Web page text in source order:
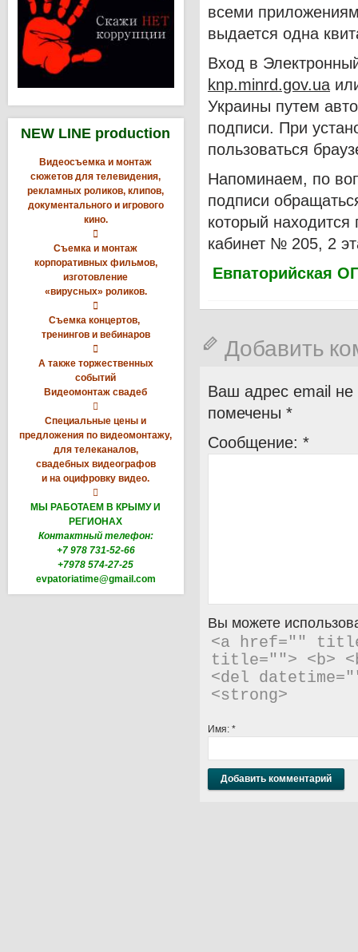
NEW LINE production
Видеосъемка и монтаж
сюжетов для телевидения,
рекламных роликов, клипов,
документального и игрового
кино.

Съемка и монтаж
корпоративных фильмов,
изготовление
«вирусных» роликов.

Съемка концертов,
тренингов и вебинаров

А также торжественных
событий
Видеомонтаж свадеб

Специальные цены и
предложения по видеомонтажу,
для телеканалов,
свадебных видеографов
и на оцифровку видео.

МЫ РАБОТАЕМ В КРЫМУ И
РЕГИОНАХ
Контактный телефон:
+7 978 731-52-66
+7978 574-27-25
evpatoriatime@gmail.com
всеми
выдается одна
Вход в
knp.minrd.gov.ua
Украины путем
подписи. При
пользоваться
Напоминаем, по
подписи
который
кабинет № 205, 2
Евпаторийская
Добавить
Ваш адрес email не
помечены *
Сообщение: *
Вы можете
<a href=""
title=""> <b>
<del
<strong>
Имя: *